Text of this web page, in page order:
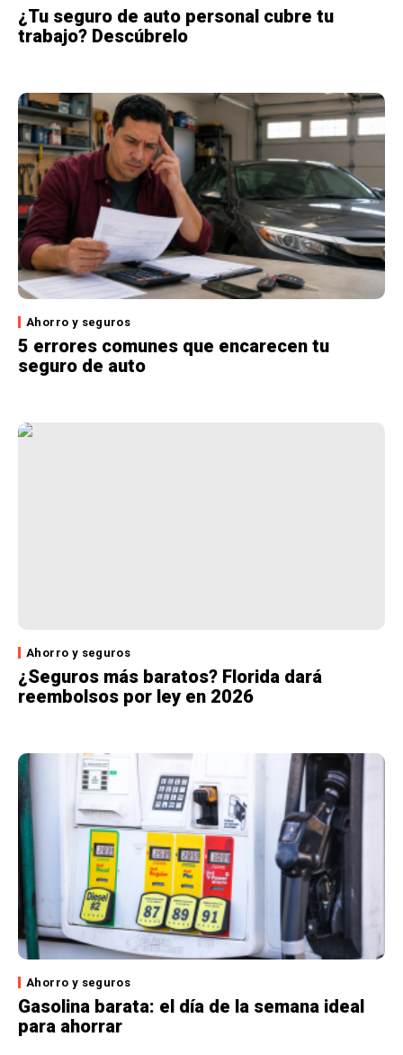
¿Tu seguro de auto personal cubre tu
trabajo? Descúbrelo
Ahorro y seguros
5 errores comunes que encarecen tu
seguro de auto
Ahorro y seguros
¿Seguros más baratos? Florida dará
reembolsos por ley en 2026
Ahorro y seguros
Gasolina barata: el día de la semana ideal
para ahorrar